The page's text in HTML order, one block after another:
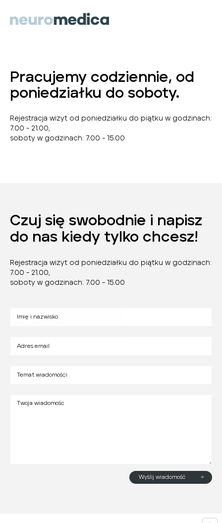
Pracujemy codziennie, od
poniedziałku do soboty.
Rejestracja wizyt od poniedziałku do piątku w godzinach:
7.00 - 21.00,
soboty w godzinach: 7.00 - 15.00
Czuj się swobodnie i napisz
do nas kiedy tylko chcesz!
Rejestracja wizyt od poniedziałku do piątku w godzinach:
7.00 - 21.00,
soboty w godzinach: 7.00 - 15.00
Wyślij wiadomość